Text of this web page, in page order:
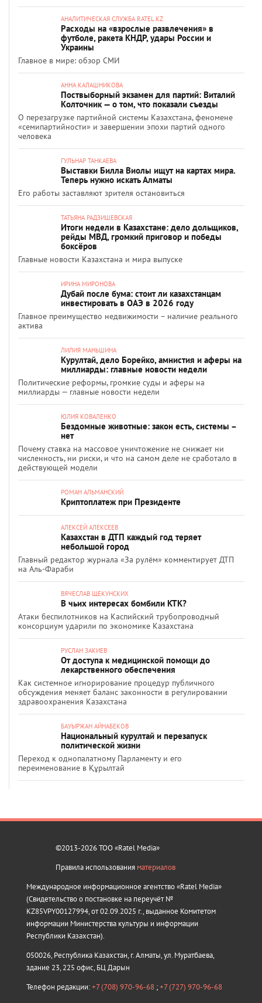
АНАЛИТИЧЕСКАЯ СЛУЖБА RATEL.KZ
Расходы на «взрослые развлечения» в
футболе, ракета КНДР, удары России и
Украины
Главное в мире: обзор СМИ
АННА КАЛАШНИКОВА
Поствыборный экзамен для партий: Виталий
Колточник — о том, что показали съезды
О перезагрузке партийной системы Казахстана, феномене
«семипартийности» и завершении эпохи партий одного
человека
ГУЛЬНАР ТАНКАЕВА
Выставки Билла Виолы ищут на картах мира.
Теперь нужно искать Алматы
Его работы заставляют зрителя остановиться
ТАТЬЯНА РАДЗИШЕВСКАЯ
Итоги недели в Казахстане: дело дольщиков,
рейды МВД, громкий приговор и победы
боксёров
Главные новости Казахстана и мира выпуске
ИРИНА МИРОНОВА
Дубай после бума: стоит ли казахстанцам
инвестировать в ОАЭ в 2026 году
Главное преимущество недвижимости – наличие реального
актива
ЛИЛИЯ МАНЬШИНА
Курултай, дело Борейко, амнистия и аферы на
миллиарды: главные новости недели
Политические реформы, громкие суды и аферы на
миллиарды — главные новости недели
ЮЛИЯ КОВАЛЕНКО
Бездомные животные: закон есть, системы –
нет
Почему ставка на массовое уничтожение не снижает ни
численность, ни риски, и что на самом деле не сработало в
действующей модели
РОМАН АЛЬМАНСКИЙ
Криптоплатеж при Президенте
АЛЕКСЕЙ АЛЕКСЕЕВ
Казахстан в ДТП каждый год теряет
небольшой город
Главный редактор журнала «За рулём» комментирует ДТП
на Аль-Фараби
ВЯЧЕСЛАВ ЩЕКУНСКИХ
В чьих интересах бомбили КТК?
Атаки беспилотников на Каспийский трубопроводный
консорциум ударили по экономике Казахстана
РУСЛАН ЗАКИЕВ
От доступа к медицинской помощи до
лекарственного обеспечения
Как системное игнорирование процедур публичного
обсуждения меняет баланс законности в регулировании
здравоохранения Казахстана
БАУЫРЖАН АЙНАБЕКОВ
Национальный курултай и перезапуск
политической жизни
Переход к однопалатному Парламенту и его
переименование в Құрылтай
©2013-2026 ТОО «Ratel Media»
Правила использования материалов
Международное информационное агентство «Ratel Media»
(Свидетельство о постановке на переучёт №
KZ85VPY00127994, от 02.09.2025 г., выданное Комитетом
информации Министерства культуры и информации
Республики Казахстан).
050026, Республика Казахстан, г. Алматы, ул. Муратбаева,
здание 23, 225 офис, БЦ Дарын
Телефон редакции:+7 (708) 970-96-68 ;+7 (727) 970-96-68